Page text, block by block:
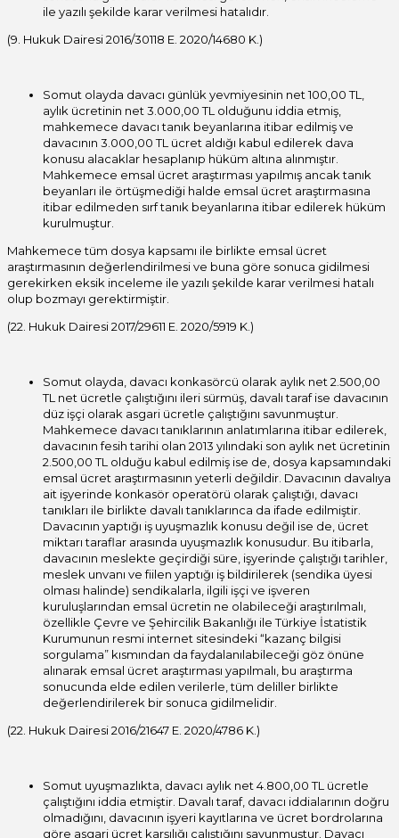
ile yazılı şekilde karar verilmesi hatalıdır.
(9. Hukuk Dairesi 2016/30118 E. 2020/14680 K.)
Somut olayda davacı günlük yevmiyesinin net 100,00 TL,
aylık ücretinin net 3.000,00 TL olduğunu iddia etmiş,
mahkemece davacı tanık beyanlarına itibar edilmiş ve
davacının 3.000,00 TL ücret aldığı kabul edilerek dava
konusu alacaklar hesaplanıp hüküm altına alınmıştır.
Mahkemece emsal ücret araştırması yapılmış ancak tanık
beyanları ile örtüşmediği halde emsal ücret araştırmasına
itibar edilmeden sırf tanık beyanlarına itibar edilerek hüküm
kurulmuştur.
Mahkemece tüm dosya kapsamı ile birlikte emsal ücret
araştırmasının değerlendirilmesi ve buna göre sonuca gidilmesi
gerekirken eksik inceleme ile yazılı şekilde karar verilmesi hatalı
olup bozmayı gerektirmiştir.
(22. Hukuk Dairesi 2017/29611 E. 2020/5919 K.)
Somut olayda, davacı konkasörcü olarak aylık net 2.500,00
TL net ücretle çalıştığını ileri sürmüş, davalı taraf ise davacının
düz işçi olarak asgari ücretle çalıştığını savunmuştur.
Mahkemece davacı tanıklarının anlatımlarına itibar edilerek,
davacının fesih tarihi olan 2013 yılındaki son aylık net ücretinin
2.500,00 TL olduğu kabul edilmiş ise de, dosya kapsamındaki
emsal ücret araştırmasının yeterli değildir. Davacının davalıya
ait işyerinde konkasör operatörü olarak çalıştığı, davacı
tanıkları ile birlikte davalı tanıklarınca da ifade edilmiştir.
Davacının yaptığı iş uyuşmazlık konusu değil ise de, ücret
miktarı taraflar arasında uyuşmazlık konusudur. Bu itibarla,
davacının meslekte geçirdiği süre, işyerinde çalıştığı tarihler,
meslek unvanı ve fiilen yaptığı iş bildirilerek (sendika üyesi
olması halinde) sendikalarla, ilgili işçi ve işveren
kuruluşlarından emsal ücretin ne olabileceği araştırılmalı,
özellikle Çevre ve Şehircilik Bakanlığı ile Türkiye İstatistik
Kurumunun resmi internet sitesindeki “kazanç bilgisi
sorgulama” kısmından da faydalanılabileceği göz önüne
alınarak emsal ücret araştırması yapılmalı, bu araştırma
sonucunda elde edilen verilerle, tüm deliller birlikte
değerlendirilerek bir sonuca gidilmelidir.
(22. Hukuk Dairesi 2016/21647 E. 2020/4786 K.)
Somut uyuşmazlıkta, davacı aylık net 4.800,00 TL ücretle
çalıştığını iddia etmiştir. Davalı taraf, davacı iddialarının doğru
olmadığını, davacının işyeri kayıtlarına ve ücret bordrolarına
göre asgari ücret karşılığı çalıştığını savunmuştur. Davacı